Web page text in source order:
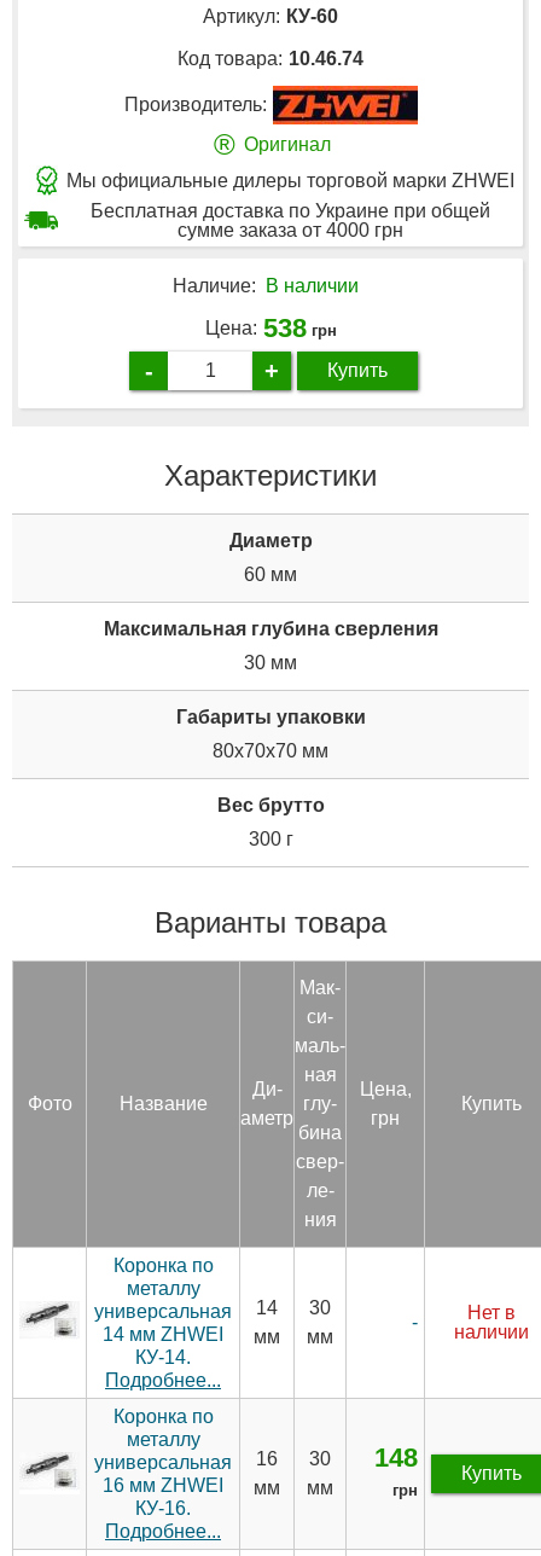
Артикул: КУ-60
Код товара: 10.46.74
Производитель:
® Оригинал
Мы официальные дилеры торговой марки ZHWEI
Бесплатная доставка по Украине при общей
сумме заказа от 4000 грн
Наличие: В наличии
Цена: 538 грн
- + Купить
Характеристики
Диаметр
60 мм
Максимальная глубина сверления
30 мм
Габариты упаковки
80x70x70 мм
Вес брутто
300 г
Варианты товара
Фото Название
Ди­
аметр
Мак­
си­
маль­
ная
глу­
бина
свер­
ле­
ния
Цена,
грн
Купить
Коронка по
металлу
универсальная
14 мм ZHWEI
КУ-14.
Подробнее...
14
мм
30
мм
-
Нет в
наличии
Коронка по
металлу
универсальная
16 мм ZHWEI
КУ-16.
Подробнее...
16
мм
30
мм
148
грн
Купить